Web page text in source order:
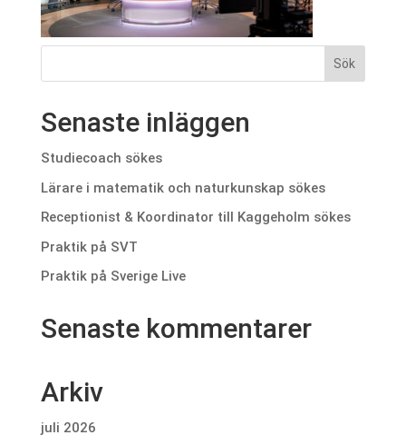
Senaste inläggen
Studiecoach sökes
Lärare i matematik och naturkunskap sökes
Receptionist & Koordinator till Kaggeholm sökes
Praktik på SVT
Praktik på Sverige Live
Senaste kommentarer
Arkiv
juli 2026